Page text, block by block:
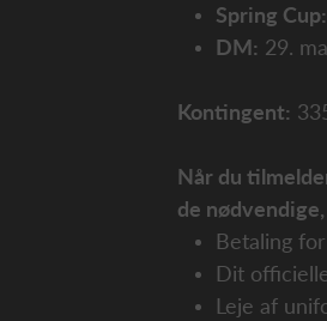
Spring Cup:
DM: 29.
Kontingent:
Når du
de
Betaling
Dit
Leje af